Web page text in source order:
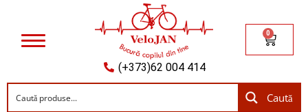
(+373)62 004 414
0
Caută